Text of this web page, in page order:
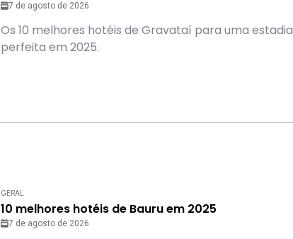
7 de agosto de 2026
Os 10 melhores hotéis de Gravataí para uma estadia
perfeita em 2025.
GERAL
10 melhores hotéis de Bauru em 2025
7 de agosto de 2026